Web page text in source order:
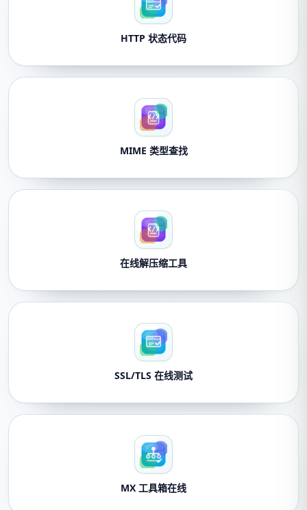
HTTP 状态代码
MIME 类型查找
在线解压缩工具
SSL/TLS 在线测试
MX 工具箱在线